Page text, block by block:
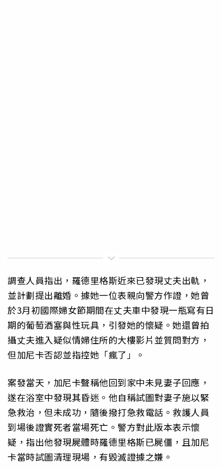
調查人員指出，羅德里格斯近來已發現丈夫出軌，
並計劃提出離婚。據她一位表親向警方作證，她曾
於3月初國際婦女節期間在丈夫車中發現一瓶寫有日
期的葡萄酒塞與性玩具，引發她的懷疑。她還曾拍
攝丈夫進入疑似情婦住所的大樓影片並質問對方，
但加尼卡否認並指控她「瘋了」。
案發當天，加尼卡聲稱他回到家中未見妻子回應，
遂在浴室中發現其昏迷。他自稱試圖對妻子施以緊
急救治，但未成功，隨後撥打急救電話。救護人員
到場後證實死者當場死亡。警方對此版本表示懷
疑，指出他發現屍體時羅德里格斯已屍僵，且加尼
卡當時試圖清理現場，有毀滅證據之嫌。